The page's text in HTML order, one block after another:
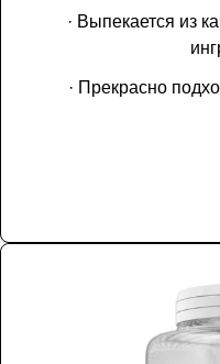
· Выпекается из
· Прекрасно